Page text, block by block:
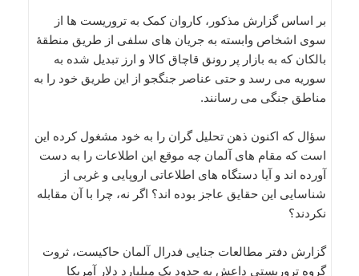
بر اساس گزارش مذکور، کاروان کمک به تروریست ها از
سوی اشخاص وابسته به جریان های سلفی از طریق منطقۀ
بالکان که به بازار پر رونق قاچاق کالا و ارز تبدیل شده به
سوریه می رسد و حتی عناصر جنگجو از این طریق خود را به
مناطق جنگی می رسانند.
سؤال که اکنون ذهن تحلیل گران را به خود مشغول کرده این
است که مقام های آلمان چه موقع این اطلاعات را به دست
آورده اند و آیا دستگاه های اطلاعاتی اروپایی و غربی از
شناسایی این حقایق عاجز بوده اند؟ اگر نه، چرا با آن مقابله
نکردند؟
گزارش دفتر مطالعات جنایی فدرال آلمان حاکیست، ثروت
گروه تروریستی داعش به حدود یک میلیارد دلار آمریکا